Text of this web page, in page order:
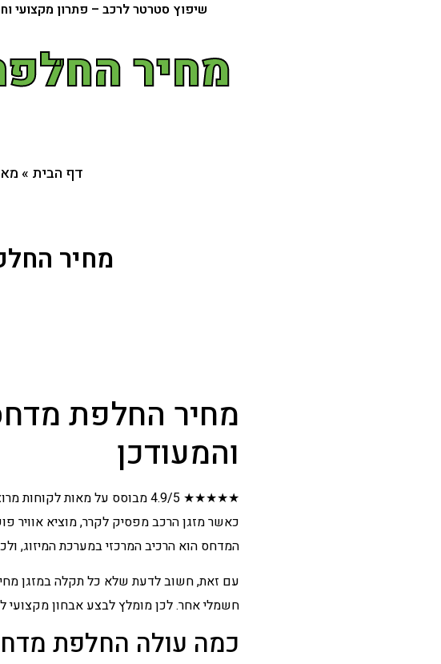
שיפוץ סטרטר לרכב – פתרון מקצועי
מחיר החלפת
דף הבית »
מחיר
והמעודכן
★★★★★ 4.9/5 מבוסס על מאות לקוחות מרוצים
כאשר מזגן הרכב מפסיק לקרר, מוציא אוויר
המדחס הוא הרכיב המרכזי במערכת המיזוג,
עם זאת, חשוב לדעת שלא כל תקלה במזגן
חשמלי אחר. לכן מומלץ לבצע אבחון מקצועי
כמה עולה החלפת מדחס